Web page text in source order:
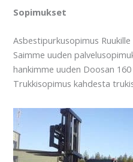
Sopimukset
Asbestipurkusopimus Ruukille
Saimme uuden
hankimme uuden Doosan
Trukkisopimus kahdesta